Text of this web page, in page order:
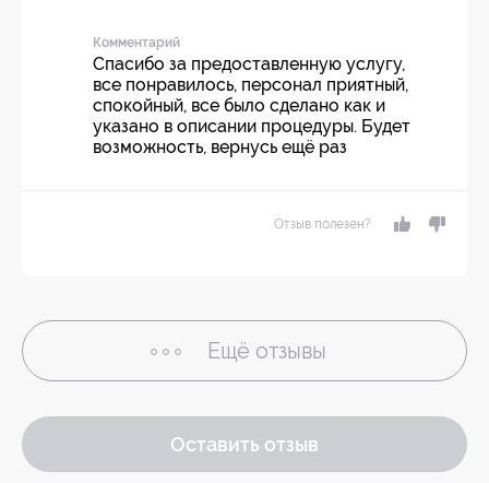
Комментарий
Спасибо за предоставленную услугу,
все понравилось, персонал приятный,
спокойный, все было сделано как и
указано в описании процедуры. Будет
возможность, вернусь ещё раз
Отзыв полезен?
Ещё отзывы
Оставить отзыв